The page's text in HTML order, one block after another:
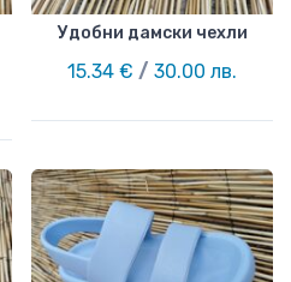
Удобни дамски чехли
15.34 € / 30.00 лв.